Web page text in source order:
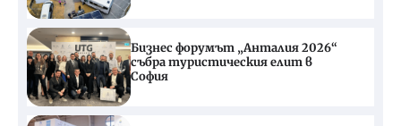
Бизнес форумът „Анталия 2026“
събра туристическия елит в
София